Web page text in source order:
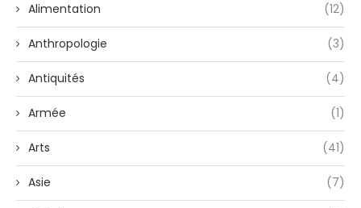
Alimentation (12)
Anthropologie (3)
Antiquités (4)
Armée (1)
Arts (41)
Asie (7)